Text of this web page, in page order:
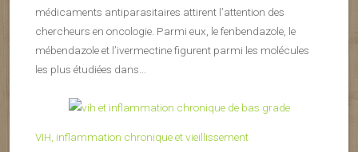
médicaments antiparasitaires attirent l’attention des
chercheurs en oncologie. Parmi eux, le fenbendazole, le
mébendazole et l’ivermectine figurent parmi les molécules
les plus étudiées dans...
VIH, inflammation chronique et vieillissement